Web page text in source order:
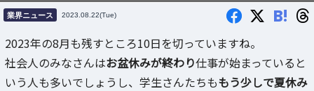
業界ニュース 2023.08.22(Tue) B!
2023年の8月も残すところ10日を切っていますね。
社会人のみなさんはお盆休みが終わり仕事が始まっていると
いう人も多いでしょうし、学生さんたちももう少しで夏休み